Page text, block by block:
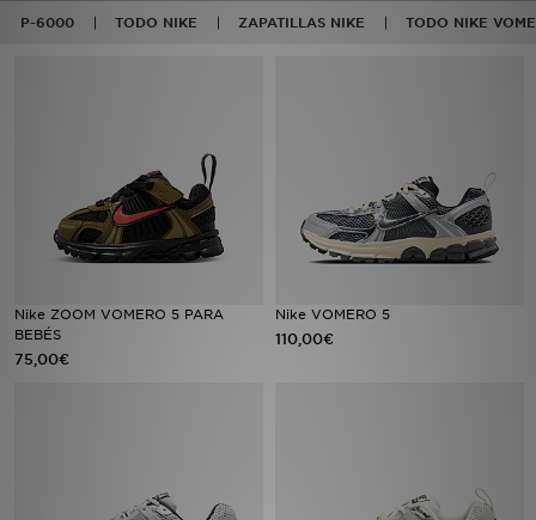
P-6000 TODO NIKE ZAPATILLAS NIKE TODO NIKE
Nike ZOOM VOMERO 5 PARA
BEBÉS
75,00€
Nike VOMERO 5
110,00€